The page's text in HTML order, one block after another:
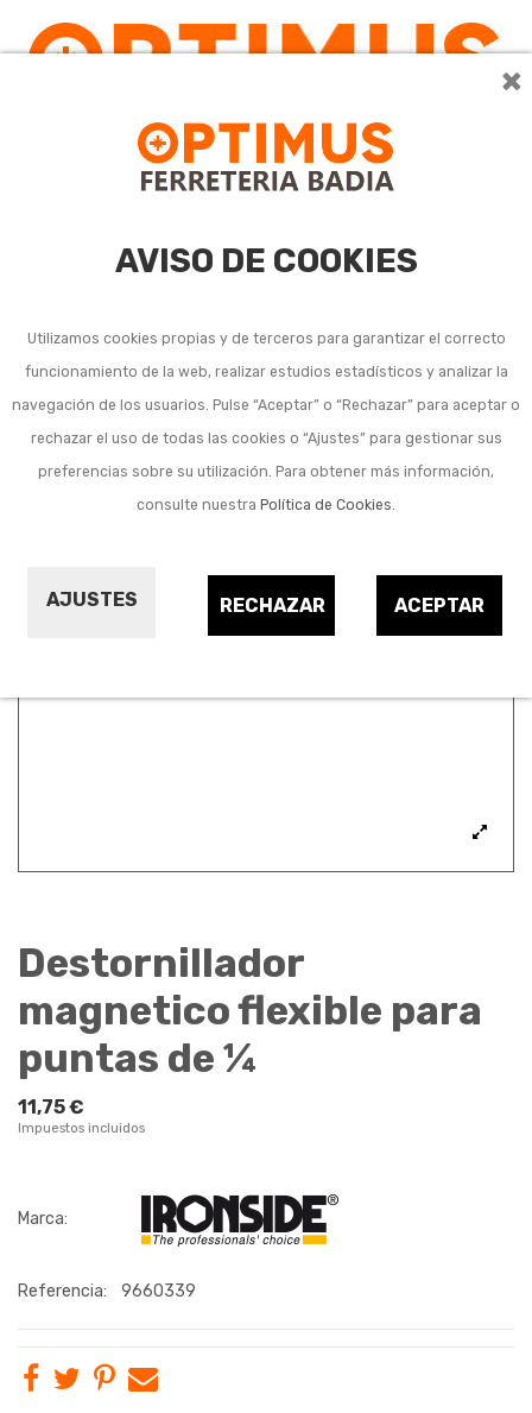
×
AVISO DE COOKIES
Utilizamos cookies propias y de terceros para garantizar el correcto
funcionamiento de la web, realizar estudios estadísticos y analizar la
navegación de los usuarios. Pulse “Aceptar” o “Rechazar” para aceptar o
rechazar el uso de todas las cookies o “Ajustes” para gestionar sus
preferencias sobre su utilización. Para obtener más información,
consulte nuestra Política de Cookies.
AJUSTES ACEPTAR
RECHAZAR
Destornillador
magnetico flexible para
puntas de ¼
11,75 €
Impuestos incluidos
Marca:
Referencia: 9660339